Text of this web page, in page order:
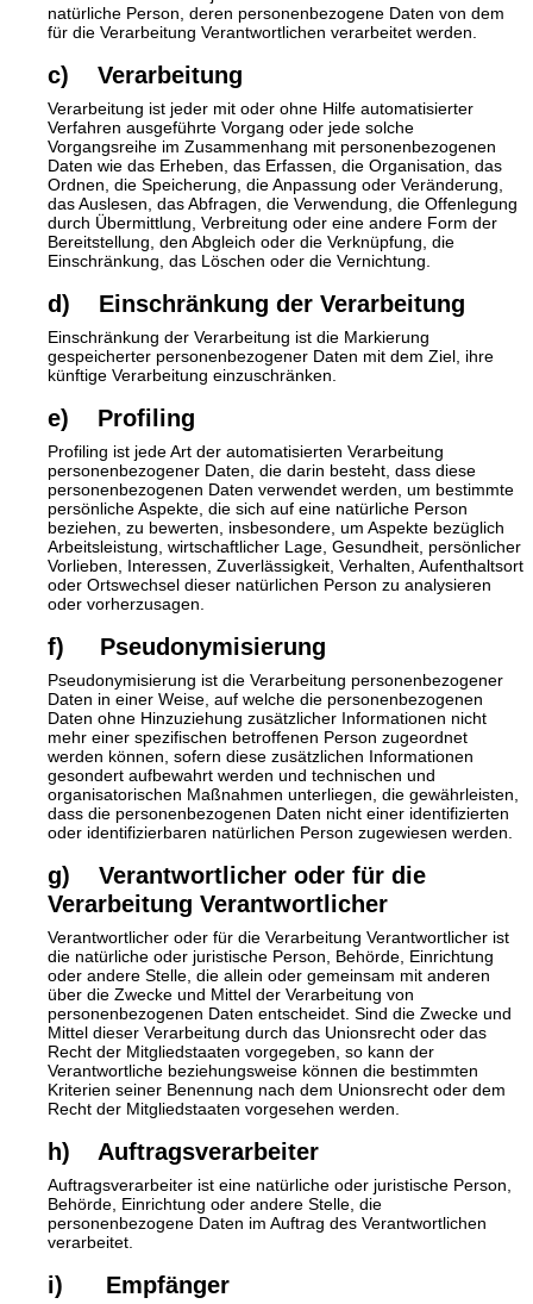
natürliche Person, deren personenbezogene Daten von dem
für die Verarbeitung Verantwortlichen verarbeitet werden.
c) Verarbeitung
Verarbeitung ist jeder mit oder ohne Hilfe automatisierter
Verfahren ausgeführte Vorgang oder jede solche
Vorgangsreihe im Zusammenhang mit personenbezogenen
Daten wie das Erheben, das Erfassen, die Organisation, das
Ordnen, die Speicherung, die Anpassung oder Veränderung,
das Auslesen, das Abfragen, die Verwendung, die Offenlegung
durch Übermittlung, Verbreitung oder eine andere Form der
Bereitstellung, den Abgleich oder die Verknüpfung, die
Einschränkung, das Löschen oder die Vernichtung.
d) Einschränkung der Verarbeitung
Einschränkung der Verarbeitung ist die Markierung
gespeicherter personenbezogener Daten mit dem Ziel, ihre
künftige Verarbeitung einzuschränken.
e) Profiling
Profiling ist jede Art der automatisierten Verarbeitung
personenbezogener Daten, die darin besteht, dass diese
personenbezogenen Daten verwendet werden, um bestimmte
persönliche Aspekte, die sich auf eine natürliche Person
beziehen, zu bewerten, insbesondere, um Aspekte bezüglich
Arbeitsleistung, wirtschaftlicher Lage, Gesundheit, persönlicher
Vorlieben, Interessen, Zuverlässigkeit, Verhalten, Aufenthaltsort
oder Ortswechsel dieser natürlichen Person zu analysieren
oder vorherzusagen.
f) Pseudonymisierung
Pseudonymisierung ist die Verarbeitung personenbezogener
Daten in einer Weise, auf welche die personenbezogenen
Daten ohne Hinzuziehung zusätzlicher Informationen nicht
mehr einer spezifischen betroffenen Person zugeordnet
werden können, sofern diese zusätzlichen Informationen
gesondert aufbewahrt werden und technischen und
organisatorischen Maßnahmen unterliegen, die gewährleisten,
dass die personenbezogenen Daten nicht einer identifizierten
oder identifizierbaren natürlichen Person zugewiesen werden.
g) Verantwortlicher oder für die
Verarbeitung Verantwortlicher
Verantwortlicher oder für die Verarbeitung Verantwortlicher ist
die natürliche oder juristische Person, Behörde, Einrichtung
oder andere Stelle, die allein oder gemeinsam mit anderen
über die Zwecke und Mittel der Verarbeitung von
personenbezogenen Daten entscheidet. Sind die Zwecke und
Mittel dieser Verarbeitung durch das Unionsrecht oder das
Recht der Mitgliedstaaten vorgegeben, so kann der
Verantwortliche beziehungsweise können die bestimmten
Kriterien seiner Benennung nach dem Unionsrecht oder dem
Recht der Mitgliedstaaten vorgesehen werden.
h) Auftragsverarbeiter
Auftragsverarbeiter ist eine natürliche oder juristische Person,
Behörde, Einrichtung oder andere Stelle, die
personenbezogene Daten im Auftrag des Verantwortlichen
verarbeitet.
i) Empfänger